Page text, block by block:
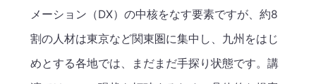
メーション（DX）の中核をなす要素ですが、約8
割の人材は東京など関東圏に集中し、九州をはじ
めとする各地では、まだまだ手探り状態です。講